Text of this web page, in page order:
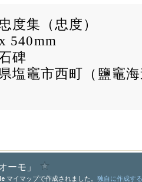
度集（忠度）
540mm
碑
塩竈市西町（鹽竈